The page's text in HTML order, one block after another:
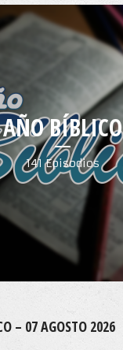
AÑO BÍBLICO
141 Episodios
– 07 AGOSTO 2026